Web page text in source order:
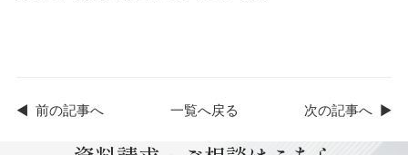
◀ 前の記事へ 一覧へ戻る 次の記事へ ▶